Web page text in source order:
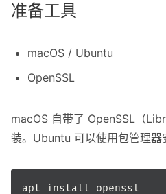
准备工具
macOS / Ubuntu
OpenSSL
macOS 自带了 OpenSSL（
装。Ubuntu 可以使用包管理器